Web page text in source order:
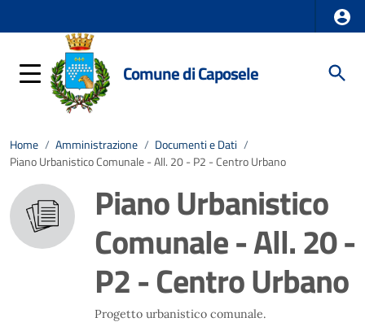
Comune di Caposele
Home / Amministrazione / Documenti e Dati /
Piano Urbanistico Comunale - All. 20 - P2 - Centro Urbano
Piano Urbanistico
Comunale - All. 20 -
P2 - Centro Urbano
Progetto urbanistico comunale.